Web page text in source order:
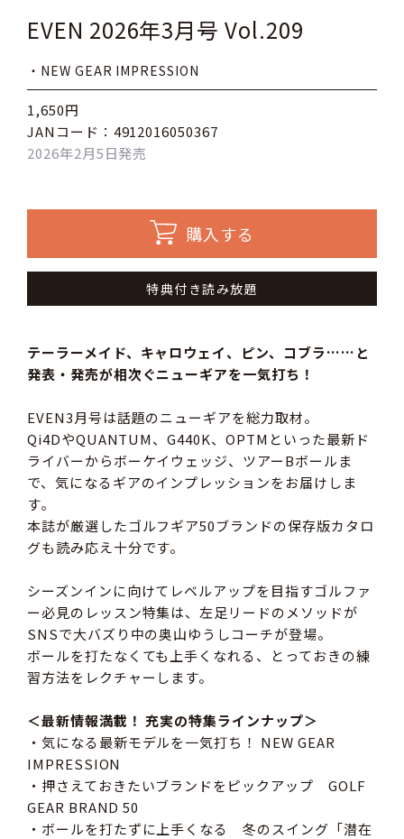
EVEN 2026年3月号 Vol.209
・NEW GEAR IMPRESSION
1,650円
JANコード：4912016050367
2026年2月5日発売
購入する
特典付き読み放題
テーラーメイド、キャロウェイ、ピン、コブラ……と
発表・発売が相次ぐニューギアを一気打ち！
EVEN3月号は話題のニューギアを総力取材。
Qi4DやQUANTUM、G440K、OPTMといった最新ド
ライバーからボーケイウェッジ、ツアーBボールま
で、気になるギアのインプレッションをお届けしま
す。
本誌が厳選したゴルフギア50ブランドの保存版カタロ
グも読み応え十分です。
シーズンインに向けてレベルアップを目指すゴルファ
ー必見のレッスン特集は、左足リードのメソッドが
SNSで大バズり中の奥山ゆうしコーチが登場。
ボールを打たなくても上手くなれる、とっておきの練
習方法をレクチャーします。
＜最新情報満載！ 充実の特集ラインナップ＞
・気になる最新モデルを一気打ち！ NEW GEAR
IMPRESSION
・押さえておきたいブランドをピックアップ GOLF
GEAR BRAND 50
・ボールを打たずに上手くなる 冬のスイング「潜在